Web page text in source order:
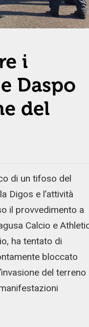
i
Daspo
del
di un tifoso del
Digos e l’attività
il provvedimento a
Calcio e
ha tentato di
bloccato
del terreno